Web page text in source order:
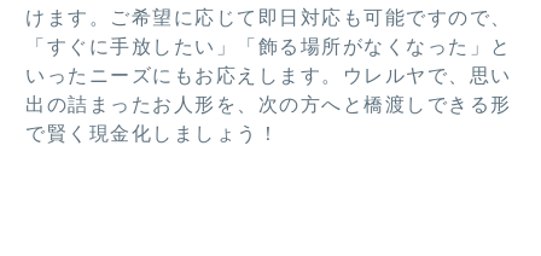
けます。ご希望に応じて即日対応も可能ですので、
「すぐに手放したい」「飾る場所がなくなった」と
いったニーズにもお応えします。ウレルヤで、思い
出の詰まったお人形を、次の方へと橋渡しできる形
で賢く現金化しましょう！